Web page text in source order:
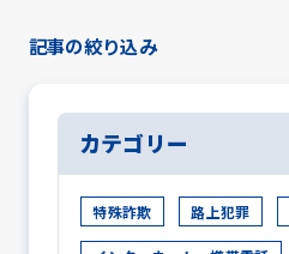
記事の絞り込み
カテゴリー
特殊詐欺 路上犯罪